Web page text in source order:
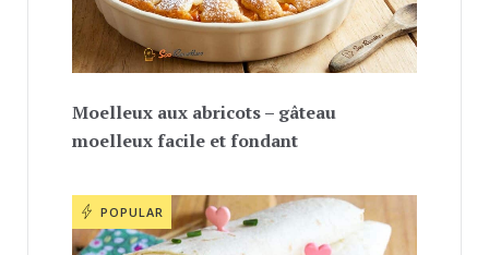
Moelleux aux abricots – gâteau
moelleux facile et fondant
POPULAR